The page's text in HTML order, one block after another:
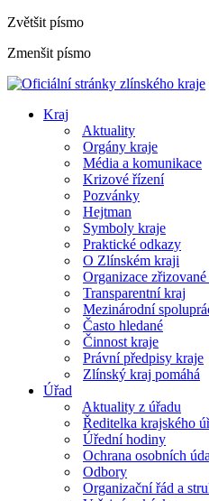
Zvětšit písmo
Zmenšit písmo
Kraj
Aktuality
Orgány kraje
Média a komunikace
Krizové řízení
Pozvánky
Hejtman
Symboly kraje
Praktické odkazy
O Zlínském kraji
Organizace
Transparentní kraj
Mezinárodní
Často hledané
Činnost kraje
Právní předpisy kraje
Zlínský kraj pomáhá
Úřad
Aktuality z úřadu
Ředitelka krajského
Úřední hodiny
Ochrana osobních
Odbory
Organizační řád a